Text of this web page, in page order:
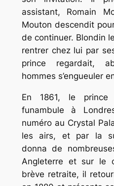
assistant, Romain
Mouton descendit
de continuer. Blondin
rentrer chez lui par
prince regardait,
hommes s’engueuler
En 1861, le
funambule à
numéro au Crystal
les airs, et par la
donna de
Angleterre et sur le
brève retraite, il